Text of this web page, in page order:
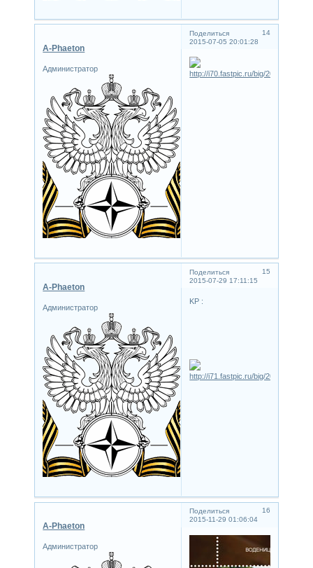
Поделиться
14
2015-07-05 20:01:28
A-Phaeton
Администратор
Поделиться
15
2015-07-29 17:11:15
A-Phaeton
Администратор
KP :
Поделиться
16
2015-11-29 01:06:04
A-Phaeton
Администратор